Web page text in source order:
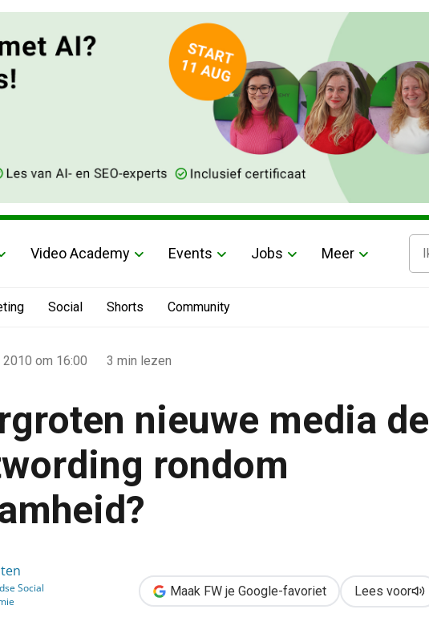
Video Academy Events Jobs Meer
Social Shorts Community
de bewustwording rondom duurzaamheid?
om 16:00 3 min lezen
nieuwe media de
rondom
Social
Maak FW je Google-favoriet Lees voor